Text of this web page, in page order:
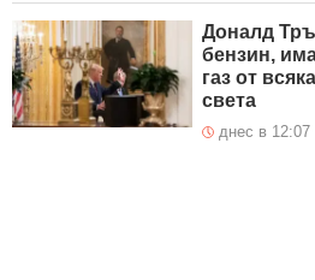
Доналд
бензин,
газ от
света
днес в 12:07